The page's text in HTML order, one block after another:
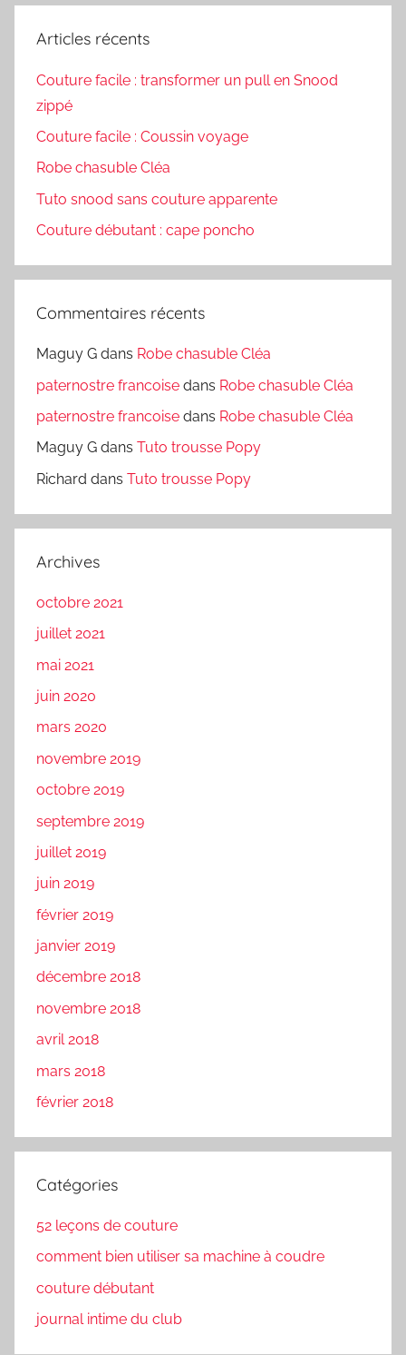
Articles récents
Couture facile : transformer un pull en Snood
zippé
Couture facile : Coussin voyage
Robe chasuble Cléa
Tuto snood sans couture apparente
Couture débutant : cape poncho
Commentaires récents
Maguy G dans Robe chasuble Cléa
paternostre francoise dans Robe chasuble Cléa
paternostre francoise dans Robe chasuble Cléa
Maguy G dans Tuto trousse Popy
Richard dans Tuto trousse Popy
Archives
octobre 2021
juillet 2021
mai 2021
juin 2020
mars 2020
novembre 2019
octobre 2019
septembre 2019
juillet 2019
juin 2019
février 2019
janvier 2019
décembre 2018
novembre 2018
avril 2018
mars 2018
février 2018
Catégories
52 leçons de couture
comment bien utiliser sa machine à coudre
couture débutant
journal intime du club